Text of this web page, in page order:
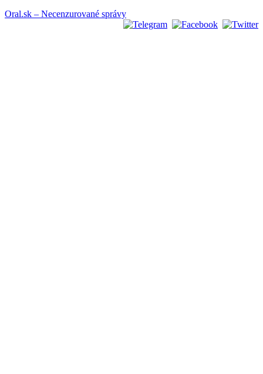
Oral.sk – Necenzurované správy